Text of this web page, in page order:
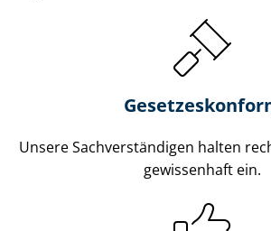
Unsere Sach­ver­stän­di­gen halten
gewissenhaft ein.